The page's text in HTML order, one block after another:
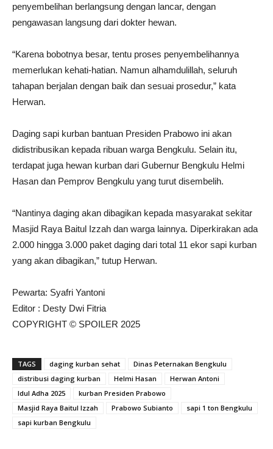
penyembelihan berlangsung dengan lancar, dengan
pengawasan langsung dari dokter hewan.
“Karena bobotnya besar, tentu proses penyembelihannya
memerlukan kehati-hatian. Namun alhamdulillah, seluruh
tahapan berjalan dengan baik dan sesuai prosedur,” kata
Herwan.
Daging sapi kurban bantuan Presiden Prabowo ini akan
didistribusikan kepada ribuan warga Bengkulu. Selain itu,
terdapat juga hewan kurban dari Gubernur Bengkulu Helmi
Hasan dan Pemprov Bengkulu yang turut disembelih.
“Nantinya daging akan dibagikan kepada masyarakat sekitar
Masjid Raya Baitul Izzah dan warga lainnya. Diperkirakan ada
2.000 hingga 3.000 paket daging dari total 11 ekor sapi kurban
yang akan dibagikan,” tutup Herwan.
Pewarta: Syafri Yantoni
Editor : Desty Dwi Fitria
COPYRIGHT © SPOILER 2025
TAGS daging kurban sehat
Dinas Peternakan Bengkulu
distribusi daging kurban
Helmi Hasan
Herwan Antoni
Idul Adha 2025
kurban Presiden Prabowo
Masjid Raya Baitul Izzah
Prabowo Subianto
sapi 1 ton Bengkulu
sapi kurban Bengkulu